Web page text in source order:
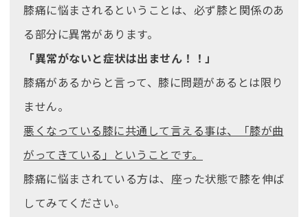
膝痛に悩まされるということは、必ず膝と関係のあ
る部分に異常があります。
「異常がないと症状は出ません！！」
膝痛があるからと言って、膝に問題があるとは限り
ません。
悪くなっている膝に共通して言える事は、「膝が曲
がってきている」ということです。
膝痛に悩まされている方は、座った状態で膝を伸ば
してみてください。